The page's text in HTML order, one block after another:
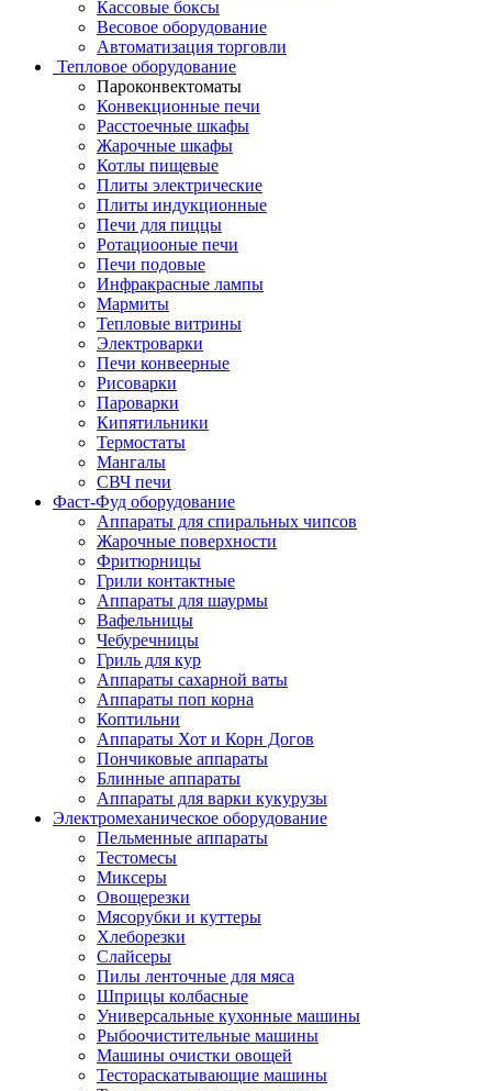
Кассовые боксы
Весовое оборудование
Автоматизация торговли
Тепловое оборудование
Пароконвектоматы
Конвекционные печи
Расстоечные шкафы
Жарочные шкафы
Котлы пищевые
Плиты электрические
Плиты индукционные
Печи для пиццы
Ротациооные печи
Печи подовые
Инфракрасные лампы
Мармиты
Тепловые витрины
Электроварки
Печи конвеерные
Рисоварки
Пароварки
Кипятильники
Термостаты
Мангалы
СВЧ печи
Фаст-Фуд оборудование
Аппараты для спиральных чипсов
Жарочные поверхности
Фритюрницы
Грили контактные
Аппараты для шаурмы
Вафельницы
Чебуречницы
Гриль для кур
Аппараты сахарной ваты
Аппараты поп корна
Коптильни
Аппараты Хот и Корн Догов
Пончиковые аппараты
Блинные аппараты
Аппараты для варки кукурузы
Электромеханическое оборудование
Пельменные аппараты
Тестомесы
Миксеры
Овощерезки
Мясорубки и куттеры
Хлеборезки
Слайсеры
Пилы ленточные для мяса
Шприцы колбасные
Универсальные кухонные машины
Рыбоочистительные машины
Машины очистки овощей
Тестораскатывающие машины